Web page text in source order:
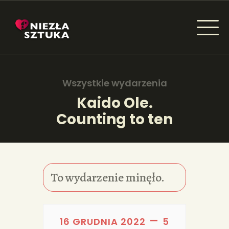
Wszystkie wydarzenia
Kaido Ole.
Counting to ten
NIEZŁA SZTUKA - NEWSY
AKTUALNOŚCI
ARTYKUŁY
INSPIRACJE
To wydarzenie minęło.
16 GRUDNIA 2022 – 5